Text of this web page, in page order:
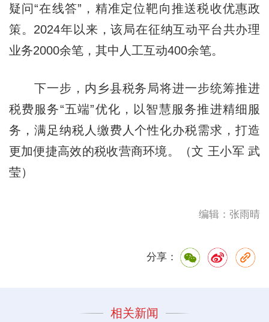
疑问“在线答”，精准定位靶向推送税收优惠政
策。2024年以来，该局在征纳互动平台共办理
业务2000余笔，其中人工互动400余笔。
下一步，内乡县税务局将进一步统筹推进
税费服务“五端”优化，以智慧服务推进精细服
务，满足纳税人缴费人个性化办税需求，打造
更加便捷高效的税收营商环境。（文 王小军 武
莹）
编辑：张雨晴
分享：
相关新闻